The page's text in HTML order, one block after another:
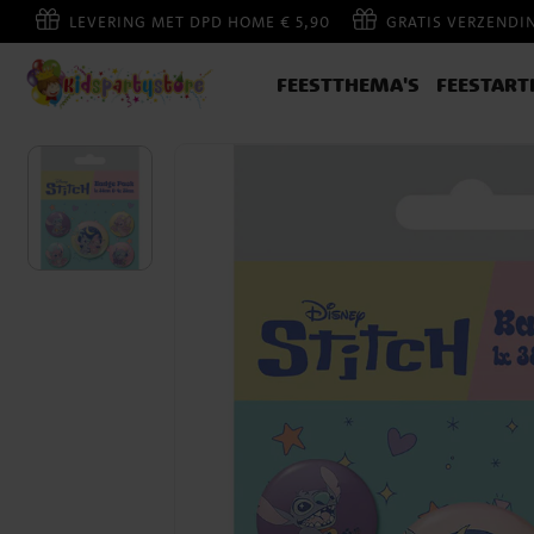
LEVERING MET DPD HOME € 5,90 GRATIS
FEESTTHEMA'S